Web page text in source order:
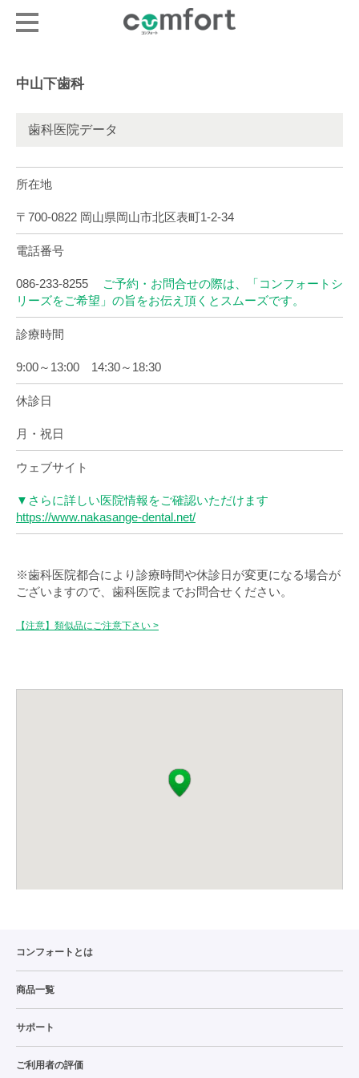
中山下歯科
歯科医院データ
所在地
〒700-0822 岡山県岡山市北区表町1-2-34
電話番号
086-233-8255
ご予約・お問合せの際は、「コンフォートシ
リーズをご希望」の旨をお伝え頂くとスムーズです。
診療時間
9:00～13:00 14:30～18:30
休診日
月・祝日
ウェブサイト
▼さらに詳しい医院情報をご確認いただけます
https://www.nakasange-dental.net/
※歯科医院都合により診療時間や休診日が変更になる場合が
ございますので、歯科医院までお問合せください。
【注意】類似品にご注意下さい >
コンフォートとは
商品一覧
サポート
ご利用者の評価